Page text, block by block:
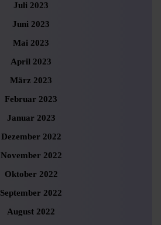
Juli 2023
Juni 2023
Mai 2023
April 2023
März 2023
Februar 2023
Januar 2023
Dezember 2022
November 2022
Oktober 2022
September 2022
August 2022